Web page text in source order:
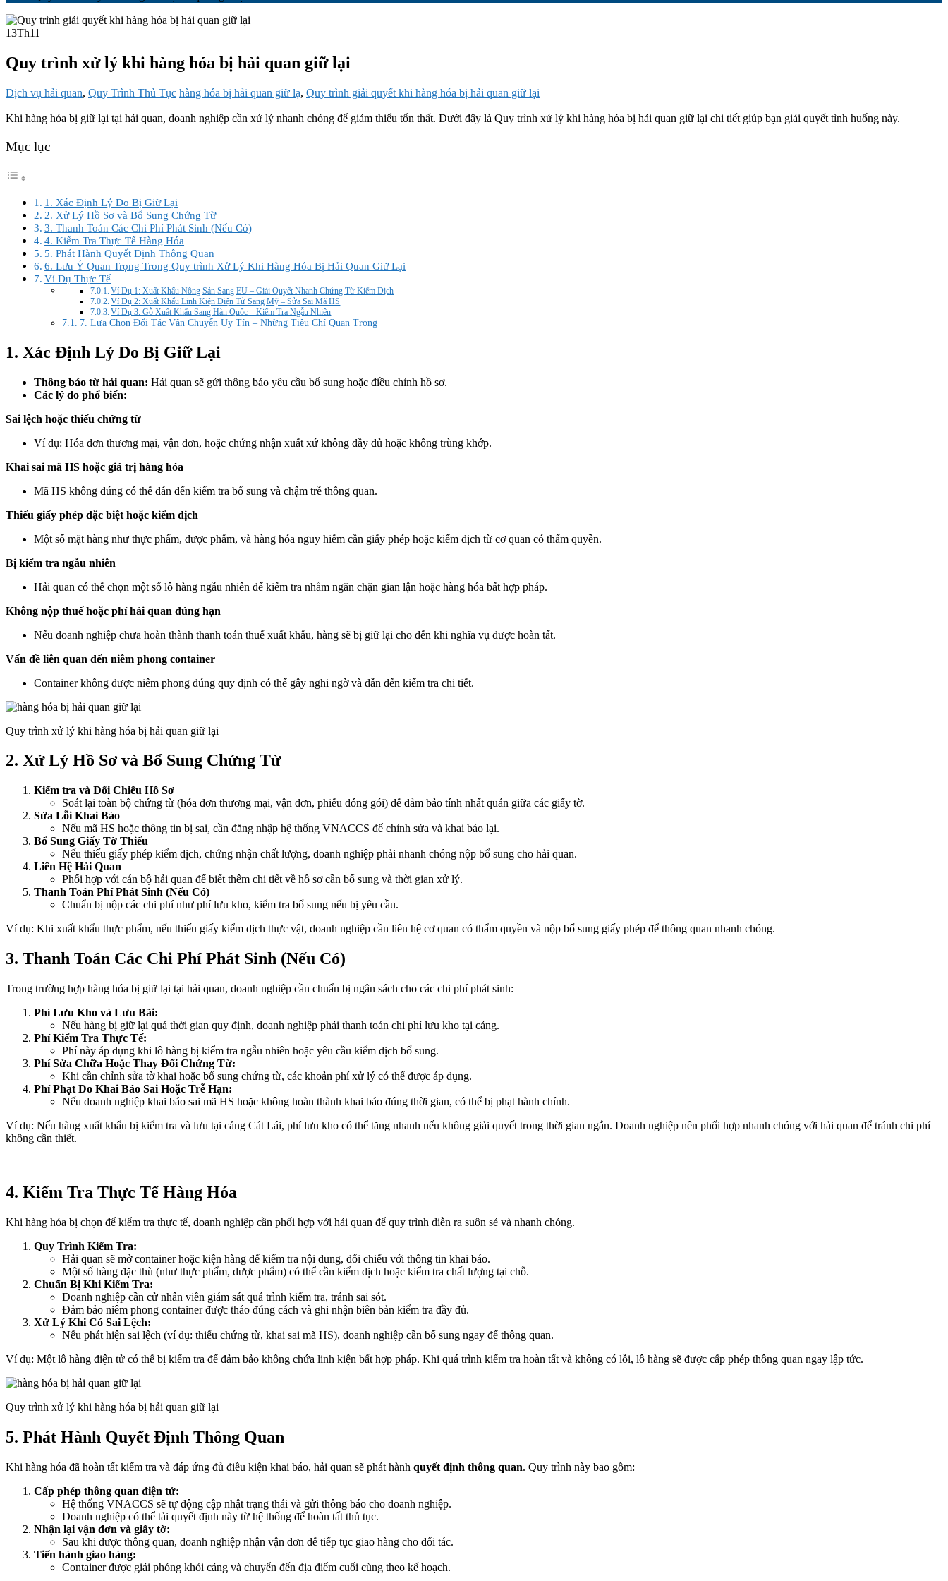
13Th11
Quy trình xử lý khi hàng hóa bị hải quan giữ lại
Dịch vụ hải quan, Quy Trình Thủ Tục hàng hóa bị hải quan giữ lạ, Quy trình giải quyết khi hàng hóa bị hải quan giữ lại
Khi hàng hóa bị giữ lại tại hải quan, doanh nghiệp cần xử lý nhanh chóng để giảm thiểu tổn thất. Dưới đây là Quy trình xử lý khi hàng hóa bị hải quan giữ lại chi tiết giúp bạn giải quyết tình huống này.
Mục lục
1. Xác Định Lý Do Bị Giữ Lại
2. Xử Lý Hồ Sơ và Bổ Sung Chứng Từ
3. Thanh Toán Các Chi Phí Phát Sinh (Nếu Có)
4. Kiểm Tra Thực Tế Hàng Hóa
5. Phát Hành Quyết Định Thông Quan
6. Lưu Ý Quan Trọng Trong Quy trình Xử Lý Khi Hàng Hóa Bị Hải Quan Giữ Lại
Ví Dụ Thực Tế
Ví Dụ 1: Xuất Khẩu Nông Sản Sang EU – Giải Quyết Nhanh Chứng Từ Kiểm Dịch
Ví Dụ 2: Xuất Khẩu Linh Kiện Điện Tử Sang Mỹ – Sửa Sai Mã HS
Ví Dụ 3: Gỗ Xuất Khẩu Sang Hàn Quốc – Kiểm Tra Ngẫu Nhiên
7. Lựa Chọn Đối Tác Vận Chuyển Uy Tín – Những Tiêu Chí Quan Trọng
1. Xác Định Lý Do Bị Giữ Lại
Thông báo từ hải quan: Hải quan sẽ gửi thông báo yêu cầu bổ sung hoặc điều chỉnh hồ sơ.
Các lý do phổ biến:
Sai lệch hoặc thiếu chứng từ
Ví dụ: Hóa đơn thương mại, vận đơn, hoặc chứng nhận xuất xứ không đầy đủ hoặc không trùng khớp.
Khai sai mã HS hoặc giá trị hàng hóa
Mã HS không đúng có thể dẫn đến kiểm tra bổ sung và chậm trễ thông quan.
Thiếu giấy phép đặc biệt hoặc kiểm dịch
Một số mặt hàng như thực phẩm, dược phẩm, và hàng hóa nguy hiểm cần giấy phép hoặc kiểm dịch từ cơ quan có thẩm quyền.
Bị kiểm tra ngẫu nhiên
Hải quan có thể chọn một số lô hàng ngẫu nhiên để kiểm tra nhằm ngăn chặn gian lận hoặc hàng hóa bất hợp pháp.
Không nộp thuế hoặc phí hải quan đúng hạn
Nếu doanh nghiệp chưa hoàn thành thanh toán thuế xuất khẩu, hàng sẽ bị giữ lại cho đến khi nghĩa vụ được hoàn tất.
Vấn đề liên quan đến niêm phong container
Container không được niêm phong đúng quy định có thể gây nghi ngờ và dẫn đến kiểm tra chi tiết.
Quy trình xử lý khi hàng hóa bị hải quan giữ lại
2. Xử Lý Hồ Sơ và Bổ Sung Chứng Từ
Kiểm tra và Đối Chiếu Hồ Sơ
Soát lại toàn bộ chứng từ (hóa đơn thương mại, vận đơn, phiếu đóng gói) để đảm bảo tính nhất quán giữa các giấy tờ.
Sửa Lỗi Khai Báo
Nếu mã HS hoặc thông tin bị sai, cần đăng nhập hệ thống VNACCS để chỉnh sửa và khai báo lại.
Bổ Sung Giấy Tờ Thiếu
Nếu thiếu giấy phép kiểm dịch, chứng nhận chất lượng, doanh nghiệp phải nhanh chóng nộp bổ sung cho hải quan.
Liên Hệ Hải Quan
Phối hợp với cán bộ hải quan để biết thêm chi tiết về hồ sơ cần bổ sung và thời gian xử lý.
Thanh Toán Phí Phát Sinh (Nếu Có)
Chuẩn bị nộp các chi phí như phí lưu kho, kiểm tra bổ sung nếu bị yêu cầu.
Ví dụ: Khi xuất khẩu thực phẩm, nếu thiếu giấy kiểm dịch thực vật, doanh nghiệp cần liên hệ cơ quan có thẩm quyền và nộp bổ sung giấy phép để thông quan nhanh chóng.
3. Thanh Toán Các Chi Phí Phát Sinh (Nếu Có)
Trong trường hợp hàng hóa bị giữ lại tại hải quan, doanh nghiệp cần chuẩn bị ngân sách cho các chi phí phát sinh:
Phí Lưu Kho và Lưu Bãi:
Nếu hàng bị giữ lại quá thời gian quy định, doanh nghiệp phải thanh toán chi phí lưu kho tại cảng.
Phí Kiểm Tra Thực Tế:
Phí này áp dụng khi lô hàng bị kiểm tra ngẫu nhiên hoặc yêu cầu kiểm dịch bổ sung.
Phí Sửa Chữa Hoặc Thay Đổi Chứng Từ:
Khi cần chỉnh sửa tờ khai hoặc bổ sung chứng từ, các khoản phí xử lý có thể được áp dụng.
Phí Phạt Do Khai Báo Sai Hoặc Trễ Hạn:
Nếu doanh nghiệp khai báo sai mã HS hoặc không hoàn thành khai báo đúng thời gian, có thể bị phạt hành chính.
Ví dụ: Nếu hàng xuất khẩu bị kiểm tra và lưu tại cảng Cát Lái, phí lưu kho có thể tăng nhanh nếu không giải quyết trong thời gian ngắn. Doanh nghiệp nên phối hợp nhanh chóng với hải quan để tránh chi phí
không cần thiết.
4. Kiểm Tra Thực Tế Hàng Hóa
Khi hàng hóa bị chọn để kiểm tra thực tế, doanh nghiệp cần phối hợp với hải quan để quy trình diễn ra suôn sẻ và nhanh chóng.
Quy Trình Kiểm Tra:
Hải quan sẽ mở container hoặc kiện hàng để kiểm tra nội dung, đối chiếu với thông tin khai báo.
Một số hàng đặc thù (như thực phẩm, dược phẩm) có thể cần kiểm dịch hoặc kiểm tra chất lượng tại chỗ.
Chuẩn Bị Khi Kiểm Tra:
Doanh nghiệp cần cử nhân viên giám sát quá trình kiểm tra, tránh sai sót.
Đảm bảo niêm phong container được tháo đúng cách và ghi nhận biên bản kiểm tra đầy đủ.
Xử Lý Khi Có Sai Lệch:
Nếu phát hiện sai lệch (ví dụ: thiếu chứng từ, khai sai mã HS), doanh nghiệp cần bổ sung ngay để thông quan.
Ví dụ: Một lô hàng điện tử có thể bị kiểm tra để đảm bảo không chứa linh kiện bất hợp pháp. Khi quá trình kiểm tra hoàn tất và không có lỗi, lô hàng sẽ được cấp phép thông quan ngay lập tức.
Quy trình xử lý khi hàng hóa bị hải quan giữ lại
5. Phát Hành Quyết Định Thông Quan
Khi hàng hóa đã hoàn tất kiểm tra và đáp ứng đủ điều kiện khai báo, hải quan sẽ phát hành quyết định thông quan. Quy trình này bao gồm:
Cấp phép thông quan điện tử:
Hệ thống VNACCS sẽ tự động cập nhật trạng thái và gửi thông báo cho doanh nghiệp.
Doanh nghiệp có thể tải quyết định này từ hệ thống để hoàn tất thủ tục.
Nhận lại vận đơn và giấy tờ:
Sau khi được thông quan, doanh nghiệp nhận vận đơn để tiếp tục giao hàng cho đối tác.
Tiến hành giao hàng:
Container được giải phóng khỏi cảng và chuyển đến địa điểm cuối cùng theo kế hoạch.